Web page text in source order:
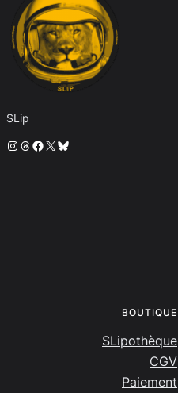
SLip
Instagram
Threads
Facebook
X Bluesky
BOUTIQUE
SLipothèque
CGV
Paiement